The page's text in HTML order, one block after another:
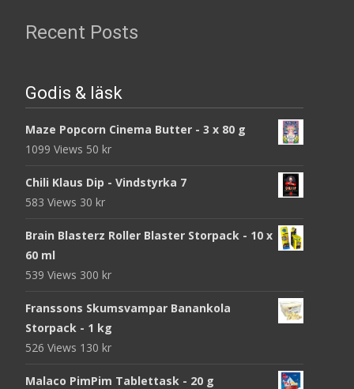
Recent Posts
Godis & läsk
Maze Popcorn Cinema Butter - 3 x 80 g
1099 Views 50 kr
Chili Klaus Dip - Vindstyrka 7
583 Views 30 kr
Brain Blasterz Roller Blaster Storpack - 10 x
60 ml
539 Views 300 kr
Franssons Skumsvampar Banankola
Storpack - 1 kg
526 Views 130 kr
Malaco PimPim Tablettask - 20 g